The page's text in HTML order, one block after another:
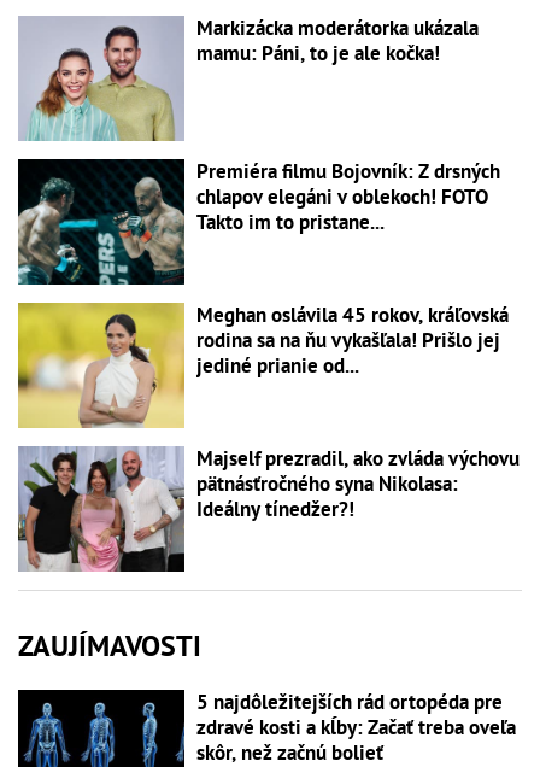
Markizácka moderátorka ukázala
mamu: Páni, to je ale kočka!
Premiéra filmu Bojovník: Z drsných
chlapov elegáni v oblekoch! FOTO
Takto im to pristane...
Meghan oslávila 45 rokov, kráľovská
rodina sa na ňu vykašľala! Prišlo jej
jediné prianie od...
Majself prezradil, ako zvláda výchovu
pätnásťročného syna Nikolasa:
Ideálny tínedžer?!
ZAUJÍMAVOSTI
5 najdôležitejších rád ortopéda pre
zdravé kosti a kĺby: Začať treba oveľa
skôr, než začnú bolieť